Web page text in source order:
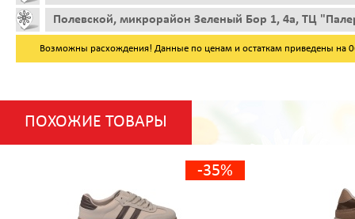
Полевской, микрорайон Зеленый Бор 1, 4а, ТЦ
Возможны расхождения! Данные по ценам и остаткам приведены на
ПОХОЖИЕ ТОВАРЫ
-35%